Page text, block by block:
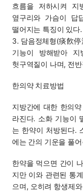
흐름을 저하시켜
옆구리와 가슴이 답
떨어지는 특징이 있다.
3. 담음정체형(痰飮
기능이 방해받아
헛구역질이 나며, 전
한의약 치료방법
지방간에 대한 한의
라진다. 소화 기능이
는 한약이 처방된다.
에는 간의 기운을 풀
한약을 먹으면 간이
지만 이와 관련된 통
으며, 오히려 항생제